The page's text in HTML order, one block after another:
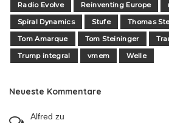
Radio Evolve
Reinventing Europe
Spiral Dynamics
Stufe
Thomas
Tom Amarque
Tom Steininger
Trump integral
vmem Welle
Neueste Kommentare
Alfred zu